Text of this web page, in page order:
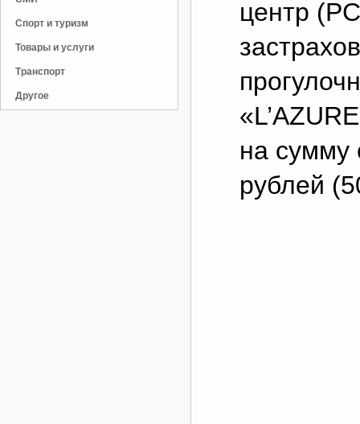
Спорт и туризм
Товары и услуги
Транспорт
Другое
центр
на
рублей